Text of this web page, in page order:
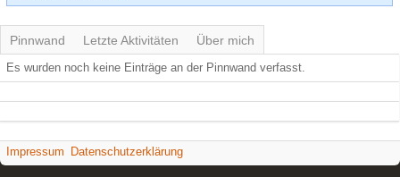
Pinnwand Letzte Aktivitäten Über mich
Es wurden noch keine Einträge an der Pinnwand verfasst.
Impressum Datenschutzerklärung